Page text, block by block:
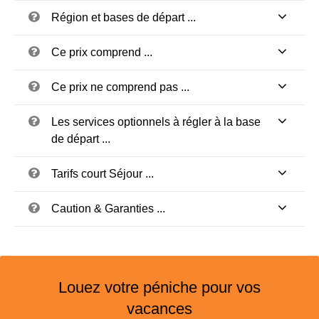
Région et bases de départ ...
Ce prix comprend ...
Ce prix ne comprend pas ...
Les services optionnels à régler à la base
de départ ...
Tarifs court Séjour ...
Caution & Garanties ...
Louez votre péniche pour vos
vacances